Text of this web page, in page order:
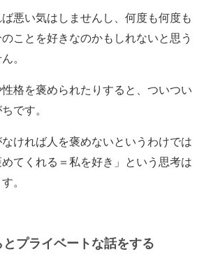
悪い気はしませんし、何度も何度も
ことを好きなのかもしれないと思う
。
格を褒められたりすると、ついつい
です。
ければ人を褒めないというわけでは
てくれる＝私を好き」という思考は
。
プライベートな話をする